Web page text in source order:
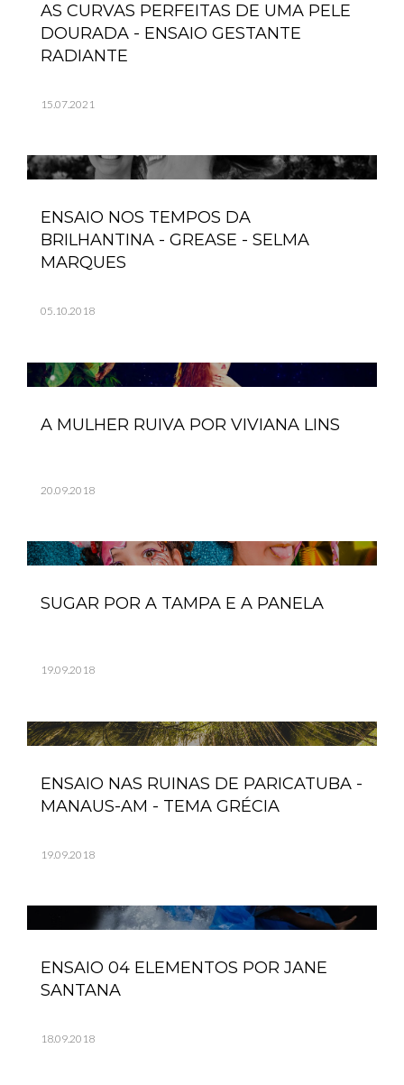
AS CURVAS PERFEITAS DE UMA PELE
DOURADA - ENSAIO GESTANTE
RADIANTE
15.07.2021
ENSAIO NOS TEMPOS DA
BRILHANTINA - GREASE - SELMA
MARQUES
05.10.2018
A MULHER RUIVA POR VIVIANA LINS
20.09.2018
SUGAR POR A TAMPA E A PANELA
19.09.2018
ENSAIO NAS RUINAS DE PARICATUBA -
MANAUS-AM - TEMA GRÉCIA
19.09.2018
ENSAIO 04 ELEMENTOS POR JANE
SANTANA
18.09.2018